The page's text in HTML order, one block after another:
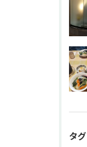
タグ